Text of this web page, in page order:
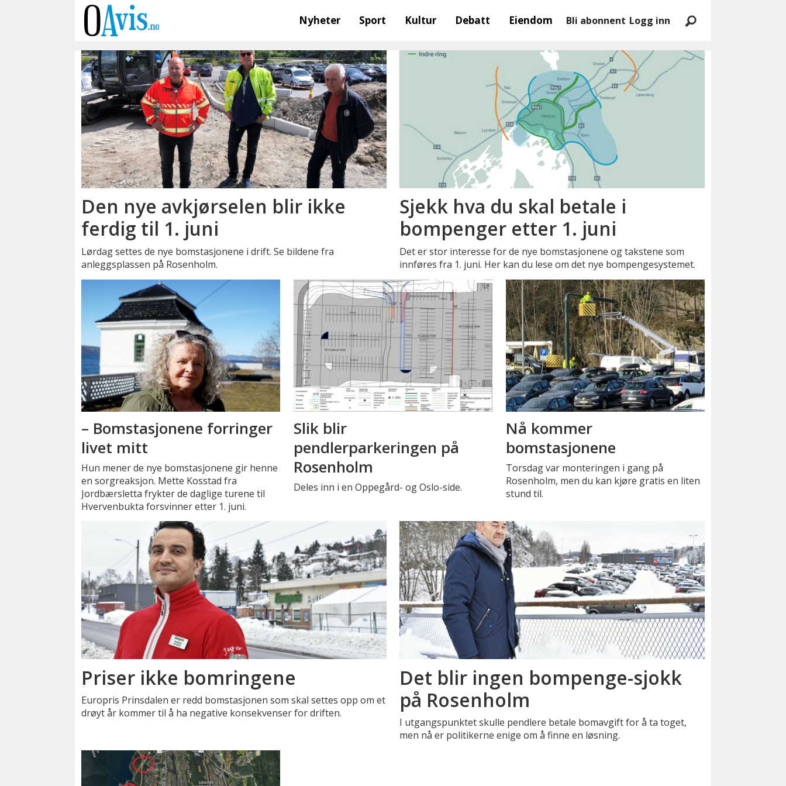
Nyheter Sport Kultur Debatt Eiendom Bli abonnent Logg inn
bomstasjoner
Den nye avkjørselen blir ikke
ferdig til 1. juni
Lørdag settes de nye bomstasjonene i drift. Se bildene fra
anleggsplassen på Rosenholm.
Sjekk hva du skal betale i
bompenger etter 1. juni
Det er stor interesse for de nye bomstasjonene og takstene som
innføres fra 1. juni. Her kan du lese om det nye bompengesystemet.
– Bomstasjonene forringer
livet mitt
Hun mener de nye bomstasjonene gir henne
en sorgreaksjon. Mette Kosstad fra
Jordbærsletta frykter de daglige turene til
Hvervenbukta forsvinner etter 1. juni.
Slik blir
pendlerparkeringen på
Rosenholm
Deles inn i en Oppegård- og Oslo-side.
Nå kommer
bomstasjonene
Torsdag var monteringen i gang på
Rosenholm, men du kan kjøre gratis en liten
stund til.
Priser ikke bomringene
Europris Prinsdalen er redd bomstasjonen som skal settes opp om et
drøyt år kommer til å ha negative konsekvenser for driften.
Det blir ingen bompenge-sjokk
på Rosenholm
I utgangspunktet skulle pendlere betale bomavgift for å ta toget,
men nå er politikerne enige om å finne en løsning.